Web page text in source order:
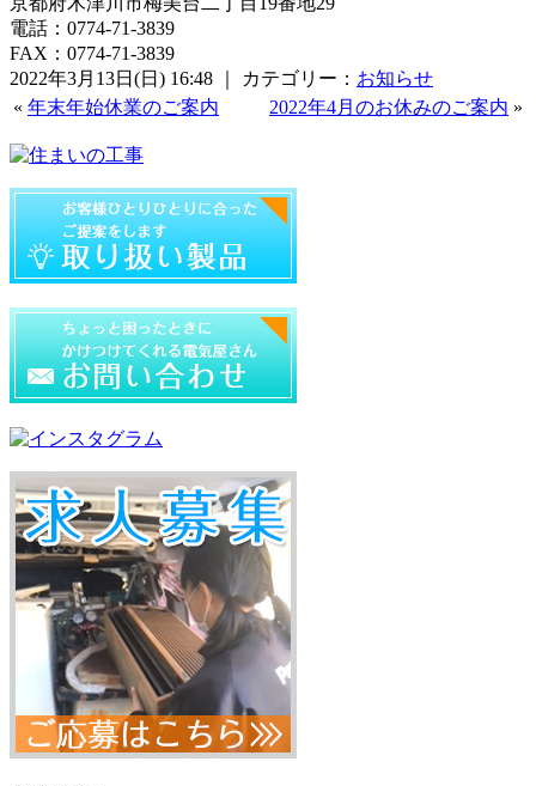
電話：0774-71-3839
FAX：0774-71-3839
2022年3月13日(日) 16:48 ｜ カテゴリー： お知らせ
« 年末年始休業のご案内 2022年4月のお休みのご案内 »